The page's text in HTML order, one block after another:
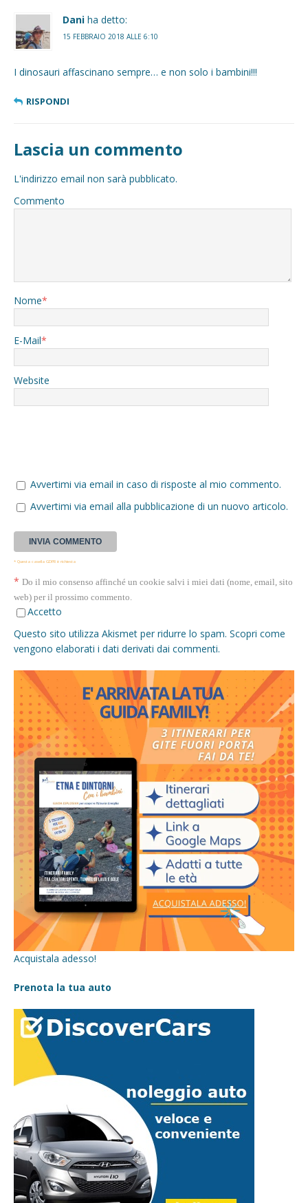
Dani ha detto:
15 FEBBRAIO 2018 ALLE 6:10
I dinosauri affascinano sempre… e non solo i bambini!!!
RISPONDI
Lascia un commento
L'indirizzo email non sarà pubblicato.
Commento
Nome*
E-Mail*
Website
Avvertimi via email in caso di risposte al mio commento.
Avvertimi via email alla pubblicazione di un nuovo articolo.
* Questa casella GDPR è richiesta
* Do il mio consenso affinché un cookie salvi i miei dati (nome, email, sito
web) per il prossimo commento.
Accetto
Questo sito utilizza Akismet per ridurre lo spam. Scopri come
vengono elaborati i dati derivati dai commenti.
Acquistala adesso!
Prenota la tua auto